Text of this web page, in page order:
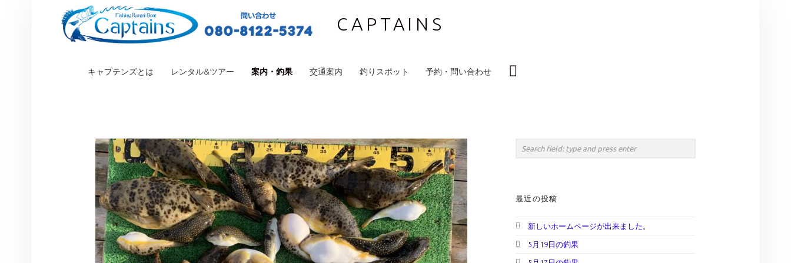
CAPTAINS
PRIMARY MENU
キャプテンズとは レンタル&ツアー 案内・釣果 交通案内 釣りスポット 予約・問い合わせ
最近の投稿
新しいホームページが出来ました。
5月19日の釣果